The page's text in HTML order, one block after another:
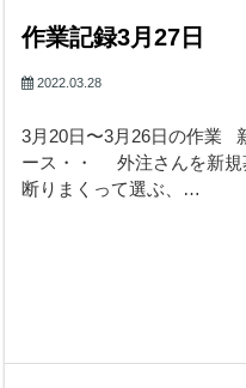
作業記録3月27日
2022.03.28
3月20日〜3月26日の作業
ース・・ 外注さんを新規
断りまくって選ぶ、…